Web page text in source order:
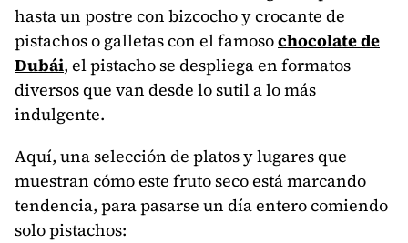
hasta un postre con bizcocho y crocante de
pistachos o galletas con el famosochocolate de
Dubái, el pistacho se despliega en formatos
diversos que van desde lo sutil a lo más
indulgente.
Aquí, una selección de platos y lugares que
muestran cómo este fruto seco está marcando
tendencia, para pasarse un día entero comiendo
solo pistachos: